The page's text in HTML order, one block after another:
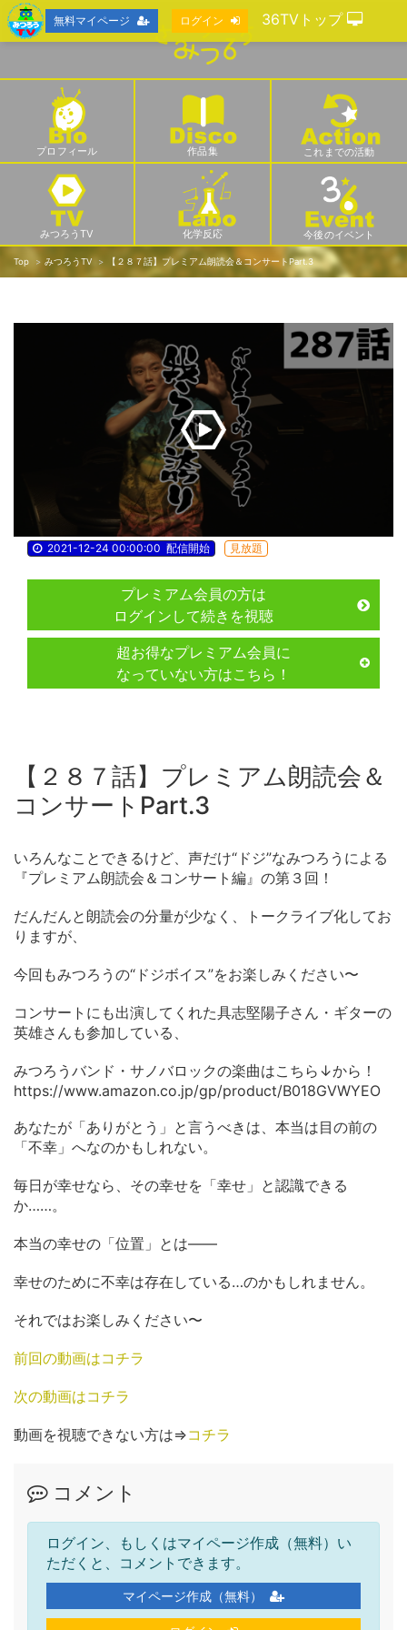
プロフィール 作品集 これまでの活動
みつろうTV 化学反応 今後のイベント
Top みつろうTV 【２８７話】プレミアム朗読会＆コンサートPart.3
2021-12-24 00:00:00 配信開始 見放題
プレミアム会員の方は
ログインして続きを視聴
超お得なプレミアム会員に
なっていない方はこちら！
【２８７話】プレミアム朗読会＆
コンサートPart.3
いろんなことできるけど、声だけ“ドジ”なみつろうによる
『プレミアム朗読会＆コンサート編』の第３回！
だんだんと朗読会の分量が少なく、トークライブ化してお
りますが、
今回もみつろうの“ドジボイス”をお楽しみください〜
コンサートにも出演してくれた具志堅陽子さん・ギターの
英雄さんも参加している、
みつろうバンド・サノバロックの楽曲はこちら↓から！
https://www.amazon.co.jp/gp/product/B018GVWYEO
あなたが「ありがとう」と言うべきは、本当は目の前の
「不幸」へなのかもしれない。
毎日が幸せなら、その幸せを「幸せ」と認識できる
か……。
本当の幸せの「位置」とは――
幸せのために不幸は存在している…のかもしれません。
それではお楽しみください〜
前回の動画はコチラ
次の動画はコチラ
動画を視聴できない方は⇒コチラ
コメント
ログイン、もしくはマイページ作成（無料）い
ただくと、コメントできます。
マイページ作成（無料）
無料マイページ ログイン 36TVトップ